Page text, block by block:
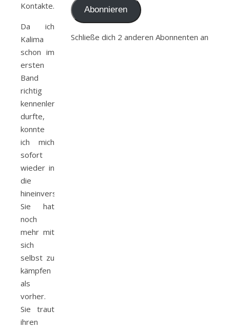
Kontakte.
Da ich
Kalima
schon im
ersten
Band
richtig
kennenlernen
durfte,
konnte
ich mich
sofort
wieder in
die
hineinversetzen.
Sie hat
noch
mehr mit
sich
selbst zu
kämpfen
als
vorher.
Sie traut
ihren
Abonnieren
Schließe dich 2 anderen Abonnenten an